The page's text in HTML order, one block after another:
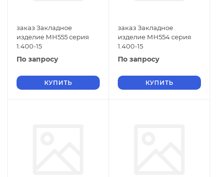
заказ Закладное
изделие МН555 серия
1.400-15
По запросу
КУПИТЬ
заказ Закладное
изделие МН554 серия
1.400-15
По запросу
КУПИТЬ